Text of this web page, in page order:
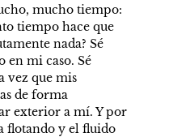
mucho tiempo:
tiempo hace que
nada? Sé
en mi caso. Sé
vez que mis
de forma
exterior a mí. Y por
flotando y el fluido